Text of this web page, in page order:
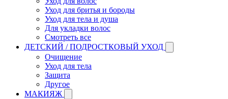
Уход для бритья и бороды
Уход для тела и душа
Для укладки волос
Смотреть все
ДЕТСКИЙ / ПОДРОСТКОВЫЙ УХОД
Очищение
Уход для тела
Защита
Другое
МАКИЯЖ